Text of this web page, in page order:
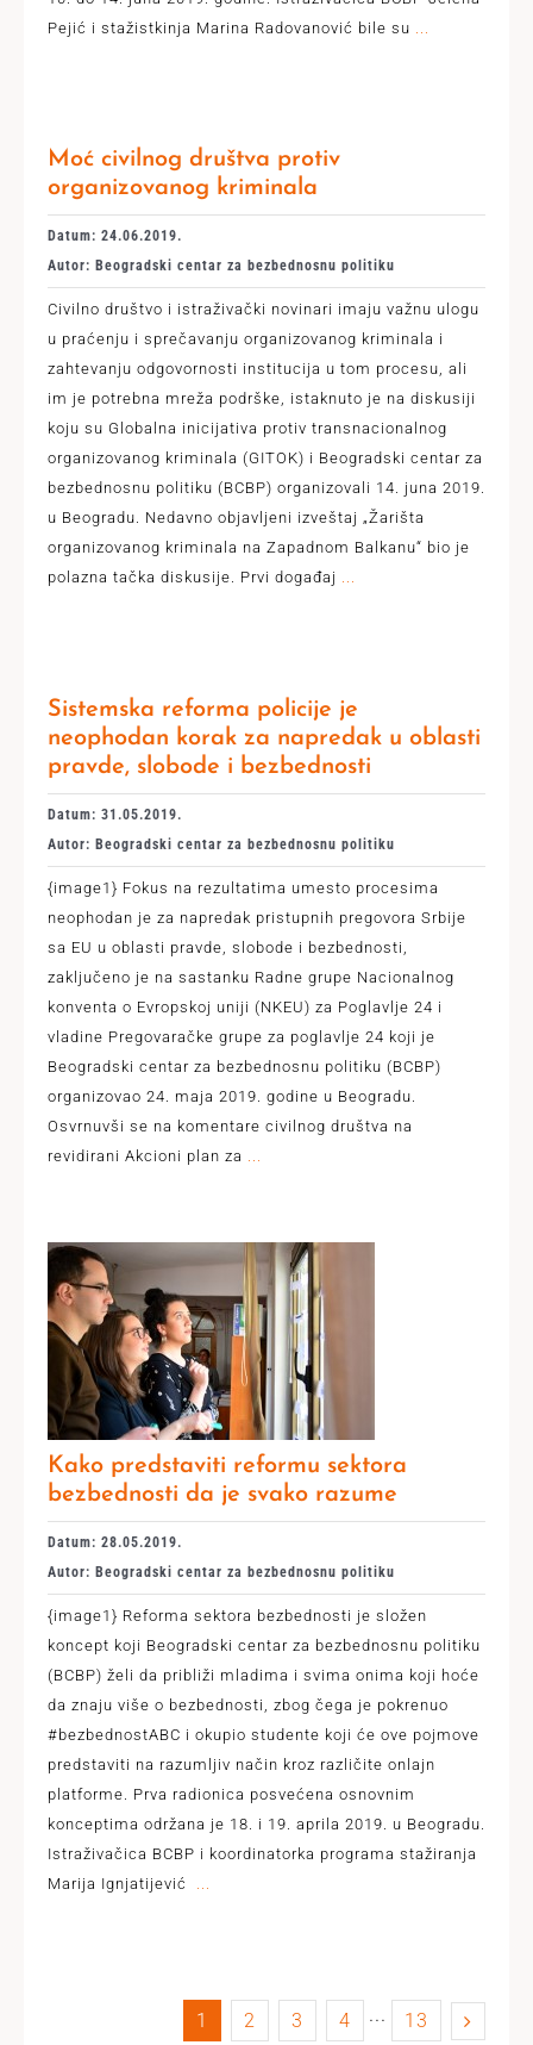
Pejić i stažistkinja Marina Radovanović bile su
Moć civilnog društva protiv
organizovanog kriminala
Datum: 24.06.2019.
Autor: Beogradski centar za bezbednosnu politiku
Civilno društvo i istraživački novinari imaju važnu ulogu
u praćenju i sprečavanju organizovanog kriminala i
zahtevanju odgovornosti institucija u tom procesu, ali
im je potrebna mreža podrške, istaknuto je na diskusiji
koju su Globalna inicijativa protiv transnacionalnog
organizovanog kriminala (GITOK) i Beogradski centar za
bezbednosnu politiku (BCBP) organizovali 14. juna 2019.
u Beogradu. Nedavno objavljeni izveštaj „Žarišta
organizovanog kriminala na Zapadnom Balkanu“ bio je
polazna tačka diskusije. Prvi događaj ...
Sistemska reforma policije je
neophodan korak za napredak u oblasti
pravde, slobode i bezbednosti
Datum: 31.05.2019.
Autor: Beogradski centar za bezbednosnu politiku
{image1} Fokus na rezultatima umesto procesima
neophodan je za napredak pristupnih pregovora Srbije
sa EU u oblasti pravde, slobode i bezbednosti,
zaključeno je na sastanku Radne grupe Nacionalnog
konventa o Evropskoj uniji (NKEU) za Poglavlje 24 i
vladine Pregovaračke grupe za poglavlje 24 koji je
Beogradski centar za bezbednosnu politiku (BCBP)
organizovao 24. maja 2019. godine u Beogradu.
Osvrnuvši se na komentare civilnog društva na
revidirani Akcioni plan za ...
Kako predstaviti reformu sektora
bezbednosti da je svako razume
Datum: 28.05.2019.
Autor: Beogradski centar za bezbednosnu politiku
{image1} Reforma sektora bezbednosti je složen
koncept koji Beogradski centar za bezbednosnu politiku
(BCBP) želi da približi mladima i svima onima koji hoće
da znaju više o bezbednosti, zbog čega je pokrenuo
#bezbednostABC i okupio studente koji će ove pojmove
predstaviti na razumljiv način kroz različite onlajn
platforme. Prva radionica posvećena osnovnim
konceptima održana je 18. i 19. aprila 2019. u Beogradu.
Istraživačica BCBP i koordinatorka programa stažiranja
Marija Ignjatijević
...
1 2 3 4 ··· 13